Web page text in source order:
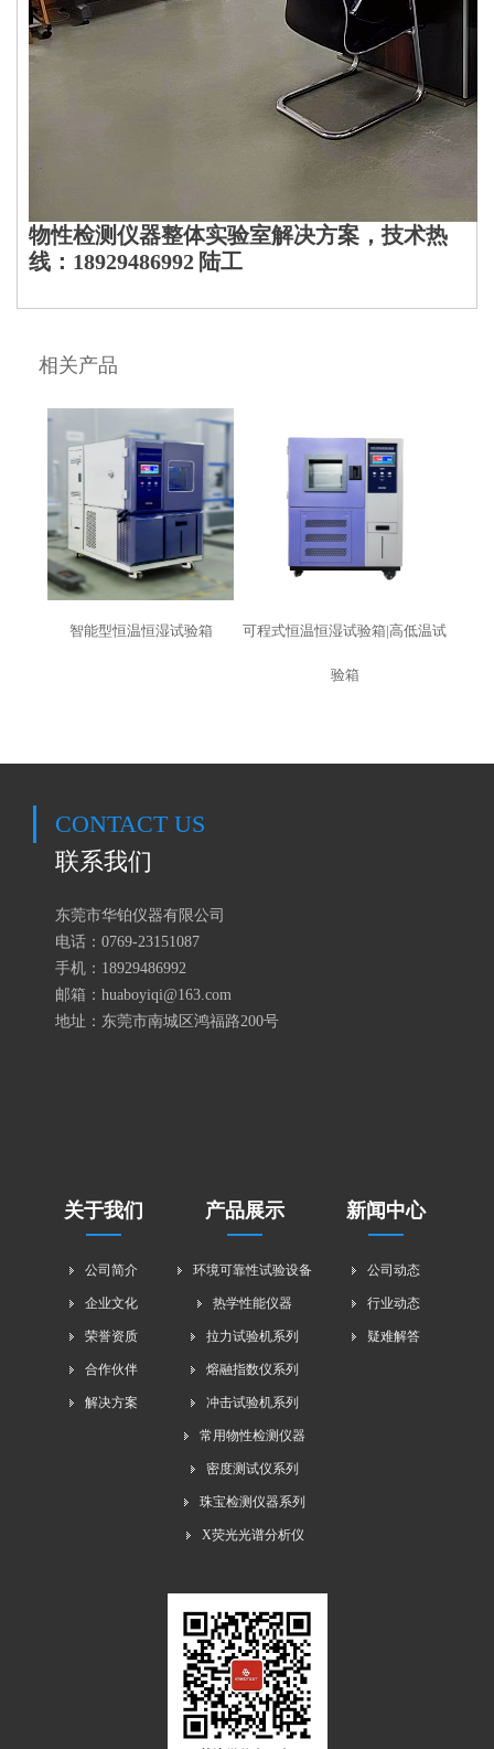
物性检测仪器整体实验室解决方案，技术热
线：18929486992 陆工
相关产品
智能型恒温恒湿试验箱 可程式恒温恒湿试验箱|高低温试
验箱
CONTACT US
联系我们
东莞市华铂仪器有限公司
电话：0769-23151087
手机：18929486992
邮箱：huaboyiqi@163.com
地址：东莞市南城区鸿福路200号
关于我们
公司简介
企业文化
荣誉资质
合作伙伴
解决方案
产品展示
环境可靠性试验设备
热学性能仪器
拉力试验机系列
熔融指数仪系列
冲击试验机系列
常用物性检测仪器
密度测试仪系列
珠宝检测仪器系列
X荧光光谱分析仪
新闻中心
公司动态
行业动态
疑难解答